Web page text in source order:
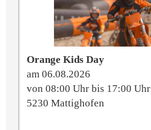
Orange Kids Day
am 06.08.2026
von 08:00 Uhr bis 17:00 Uhr
5230 Mattighofen